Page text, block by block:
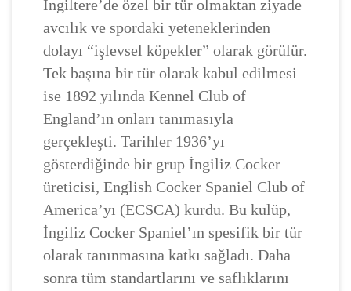
İngiltere’de özel bir tür olmaktan ziyade
avcılık ve spordaki yeteneklerinden
dolayı “işlevsel köpekler” olarak görülür.
Tek başına bir tür olarak kabul edilmesi
ise 1892 yılında Kennel Club of
England’ın onları tanımasıyla
gerçekleşti. Tarihler 1936’yı
gösterdiğinde bir grup İngiliz Cocker
üreticisi, English Cocker Spaniel Club of
America’yı (ECSCA) kurdu. Bu kulüp,
İngiliz Cocker Spaniel’ın spesifik bir tür
olarak tanınmasına katkı sağladı. Daha
sonra tüm standartlarını ve saflıklarını